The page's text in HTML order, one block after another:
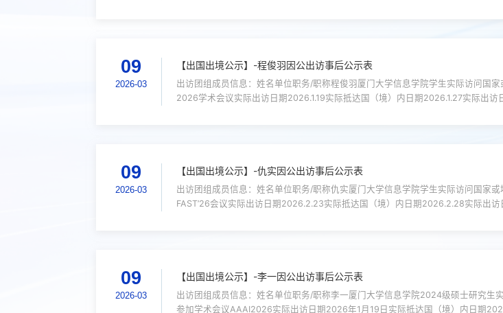
09
2026-03
【出国出境公示】-程俊羽因公出访事后公示表
出访团组成员信息：姓名单位职务/职称程俊羽厦门大学信息学院学生实际访问国
2026学术会议实际出访日期2026.1.19实际抵达国（境）内日期2026.1.27实际出
09
2026-03
【出国出境公示】-仇实因公出访事后公示表
出访团组成员信息：姓名单位职务/职称仇实厦门大学信息学院学生实际访问国家
FAST’26会议实际出访日期2026.2.23实际抵达国（境）内日期2026.2.28实际
09
2026-03
【出国出境公示】-李一因公出访事后公示表
出访团组成员信息：姓名单位职务/职称李一厦门大学信息学院2024级硕士研究
参加学术会议AAAI2026实际出访日期2026年1月19日实际抵达国（境）内日期